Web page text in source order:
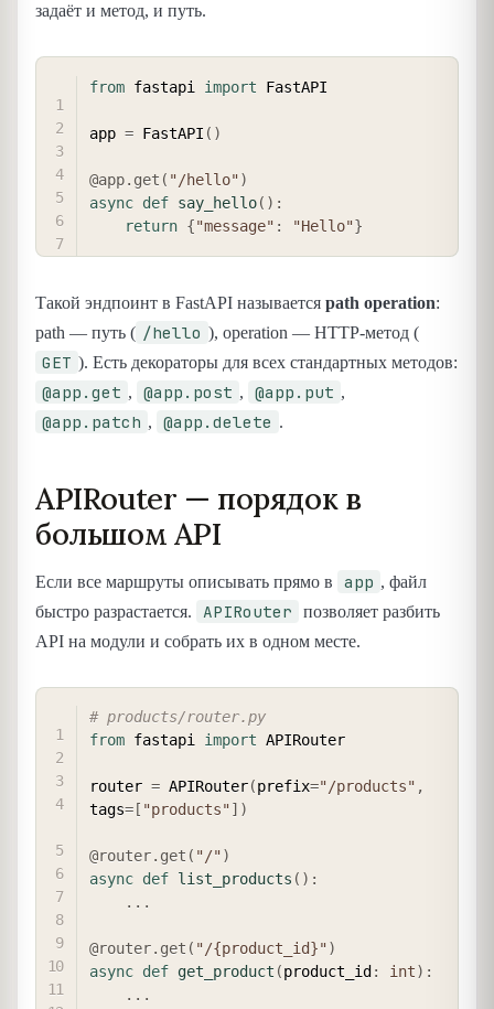
задаёт и метод, и путь.
from fastapi import FastAPI
app = FastAPI ( )
@app. get ( "/hello")
async def say_hello( ) :
return {"message" : "Hello"}
Такой эндпоинт в FastAPI называется path operation:
path — путь ( /hello ), operation — HTTP-метод (
GET ). Есть декораторы для всех стандартных методов:
@app.get , @app.post , @app.put ,
@app.patch , @app.delete .
APIRouter — порядок в
большом API
Если все маршруты описывать прямо в app , файл
быстро разрастается.
APIRouter
позволяет разбить
API на модули и собрать их в одном месте.
# products/router.py
from fastapi import APIRouter
router = APIRouter(prefix="/products" ,
tags= [ "products"] )
@router. get ( "/")
async def list_products ( ) :
. . .
@router. get ( "/{product_id}")
async def get_product (product_id : int) :
. . .